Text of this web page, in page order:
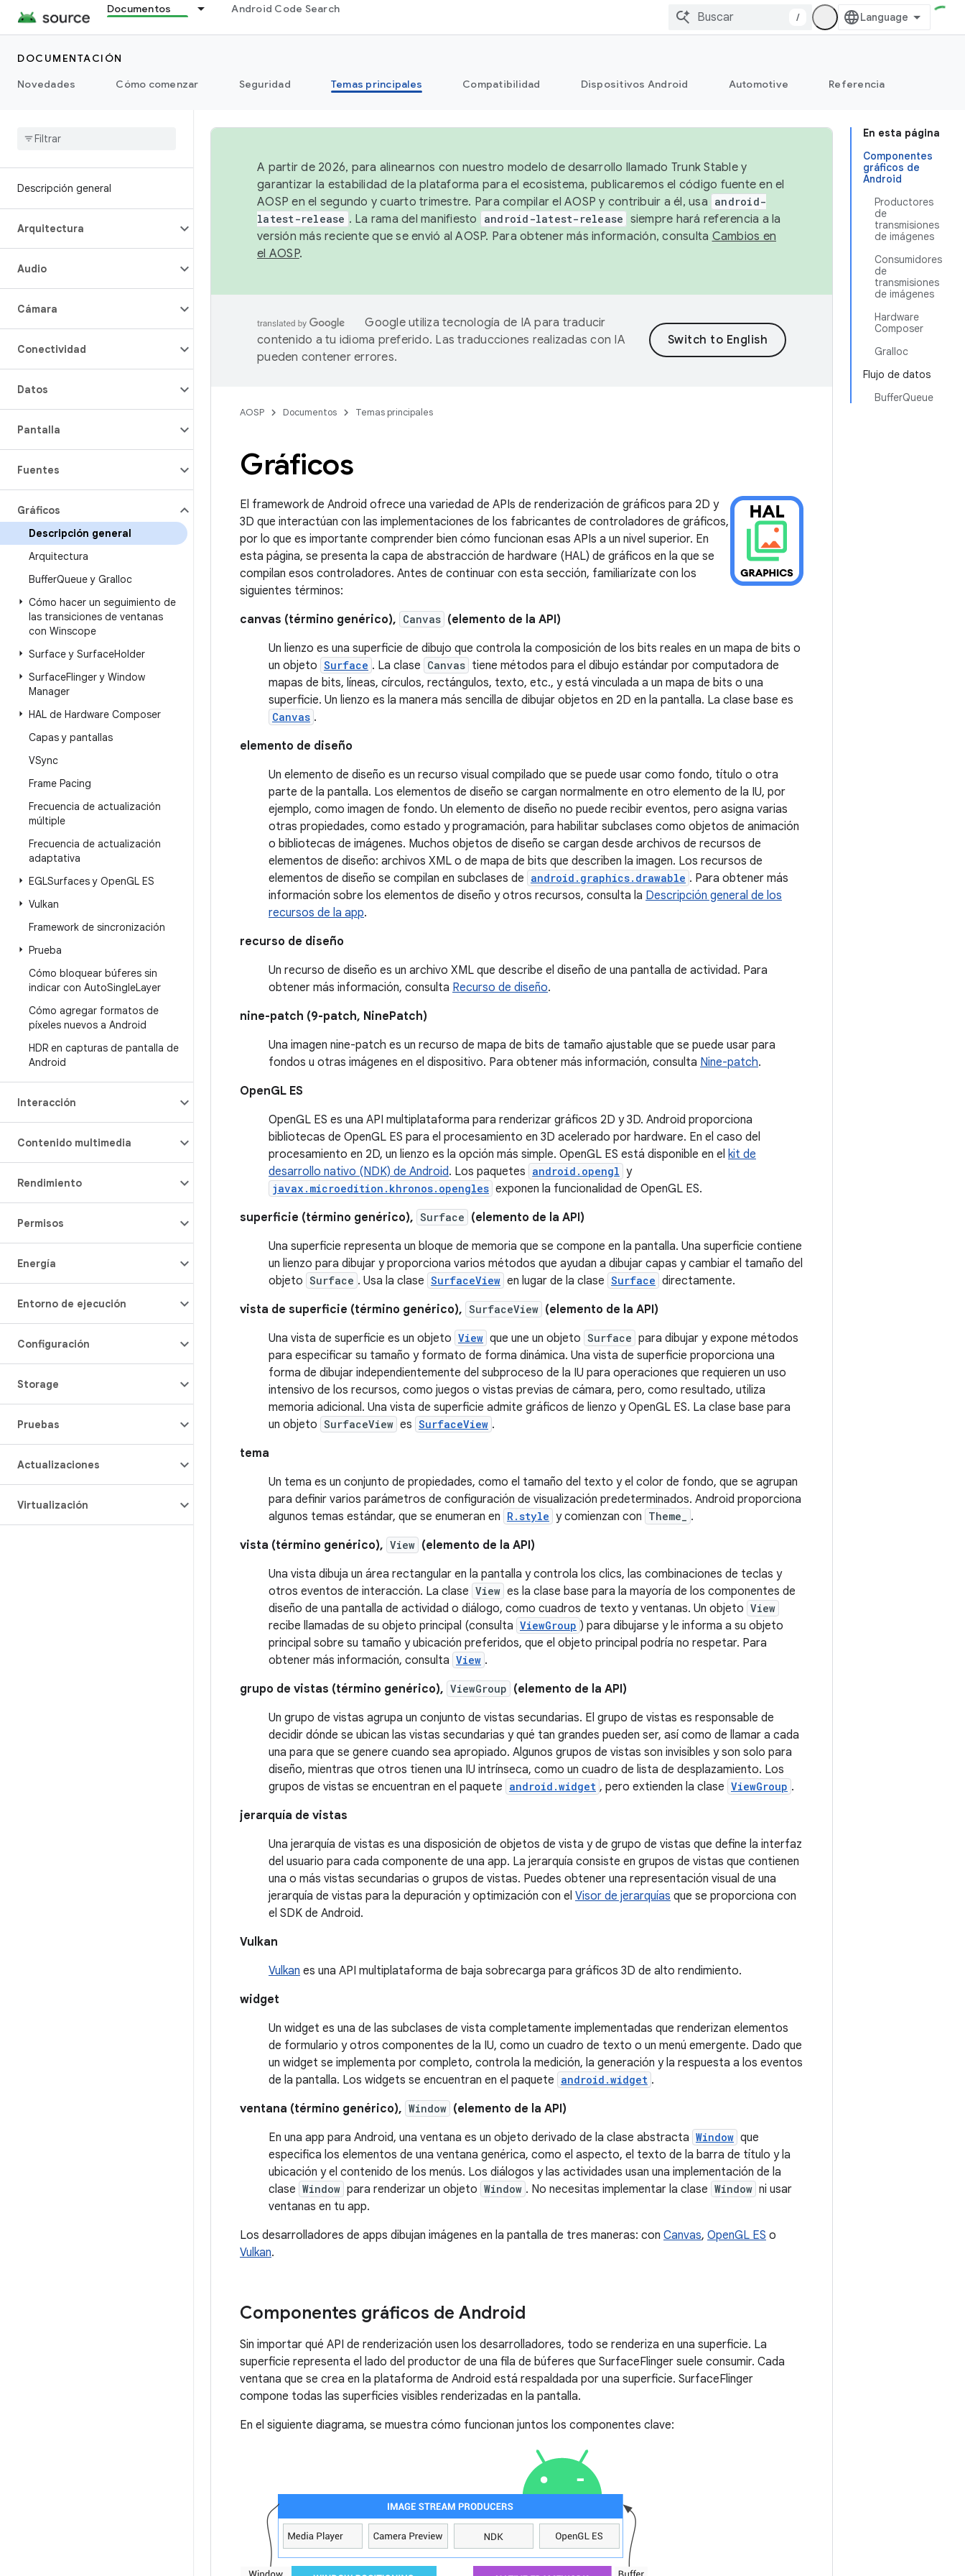
Documentos Android Code Search
/
DOCUMENTACIÓN
Novedades
Cómo comenzar Seguridad Temas principales Compatibilidad Dispositivos Android Automotive Referencia
Descripción general
Arquitectura
Audio
Cámara
Conectividad
Datos
Pantalla
Fuentes
Gráficos
Descripción general
Arquitectura
BufferQueue y Gralloc
Cómo hacer un seguimiento de
las transiciones de ventanas
con Winscope
Surface y SurfaceHolder
SurfaceFlinger y Window
Manager
HAL de Hardware Composer
Capas y pantallas
VSync
Frame Pacing
Frecuencia de actualización
múltiple
Frecuencia de actualización
adaptativa
EGLSurfaces y OpenGL ES
Vulkan
Framework de sincronización
Prueba
Cómo bloquear búferes sin
indicar con AutoSingleLayer
Cómo agregar formatos de
píxeles nuevos a Android
HDR en capturas de pantalla de
Android
Interacción
Contenido multimedia
Rendimiento
Permisos
Energía
Entorno de ejecución
Configuración
Storage
Pruebas
Actualizaciones
Virtualización
En esta página
Componentes
gráficos de
Android
Productores
de
transmisiones
de imágenes
Consumidores
de
transmisiones
de imágenes
Hardware
Composer
Gralloc
Flujo de datos
BufferQueue
A partir de 2026, para alinearnos con nuestro modelo de desarrollo llamado Trunk Stable y
garantizar la estabilidad de la plataforma para el ecosistema, publicaremos el código fuente en el
AOSP en el segundo y cuarto trimestre. Para compilar el AOSP y contribuir a él, usa android-
latest-release . La rama del manifiesto android-latest-release siempre hará referencia a la
versión más reciente que se envió al AOSP. Para obtener más información, consulta Cambios en
el AOSP.
Google utiliza tecnología de IA para traducir
contenido a tu idioma preferido. Las traducciones realizadas con IA
pueden contener errores.
AOSP Documentos Temas principales
Gráficos
El framework de Android ofrece una variedad de APIs de renderización de gráficos para 2D y
3D que interactúan con las implementaciones de los fabricantes de controladores de gráficos,
por lo que es importante comprender bien cómo funcionan esas APIs a un nivel superior. En
esta página, se presenta la capa de abstracción de hardware (HAL) de gráficos en la que se
compilan esos controladores. Antes de continuar con esta sección, familiarízate con los
siguientes términos:
canvas (término genérico), Canvas (elemento de la API)
Un lienzo es una superficie de dibujo que controla la composición de los bits reales en un mapa de bits o
un objeto Surface . La clase Canvas tiene métodos para el dibujo estándar por computadora de
mapas de bits, líneas, círculos, rectángulos, texto, etc., y está vinculada a un mapa de bits o una
superficie. Un lienzo es la manera más sencilla de dibujar objetos en 2D en la pantalla. La clase base es
Canvas .
elemento de diseño
Un elemento de diseño es un recurso visual compilado que se puede usar como fondo, título o otra
parte de la pantalla. Los elementos de diseño se cargan normalmente en otro elemento de la IU, por
ejemplo, como imagen de fondo. Un elemento de diseño no puede recibir eventos, pero asigna varias
otras propiedades, como estado y programación, para habilitar subclases como objetos de animación
o bibliotecas de imágenes. Muchos objetos de diseño se cargan desde archivos de recursos de
elementos de diseño: archivos XML o de mapa de bits que describen la imagen. Los recursos de
elementos de diseño se compilan en subclases de android.graphics.drawable . Para obtener más
información sobre los elementos de diseño y otros recursos, consulta la Descripción general de los
recursos de la app.
recurso de diseño
Un recurso de diseño es un archivo XML que describe el diseño de una pantalla de actividad. Para
obtener más información, consulta Recurso de diseño.
nine-patch (9-patch, NinePatch)
Una imagen nine-patch es un recurso de mapa de bits de tamaño ajustable que se puede usar para
fondos u otras imágenes en el dispositivo. Para obtener más información, consulta Nine-patch.
OpenGL ES
OpenGL ES es una API multiplataforma para renderizar gráficos 2D y 3D. Android proporciona
bibliotecas de OpenGL ES para el procesamiento en 3D acelerado por hardware. En el caso del
procesamiento en 2D, un lienzo es la opción más simple. OpenGL ES está disponible en el kit de
desarrollo nativo (NDK) de Android. Los paquetes android.opengl y
javax.microedition.khronos.opengles exponen la funcionalidad de OpenGL ES.
superficie (término genérico), Surface (elemento de la API)
Una superficie representa un bloque de memoria que se compone en la pantalla. Una superficie contiene
un lienzo para dibujar y proporciona varios métodos que ayudan a dibujar capas y cambiar el tamaño del
objeto Surface . Usa la clase SurfaceView en lugar de la clase Surface directamente.
vista de superficie (término genérico), SurfaceView (elemento de la API)
Una vista de superficie es un objeto View que une un objeto Surface para dibujar y expone métodos
para especificar su tamaño y formato de forma dinámica. Una vista de superficie proporciona una
forma de dibujar independientemente del subproceso de la IU para operaciones que requieren un uso
intensivo de los recursos, como juegos o vistas previas de cámara, pero, como resultado, utiliza
memoria adicional. Una vista de superficie admite gráficos de lienzo y OpenGL ES. La clase base para
un objeto SurfaceView es SurfaceView .
tema
Un tema es un conjunto de propiedades, como el tamaño del texto y el color de fondo, que se agrupan
para definir varios parámetros de configuración de visualización predeterminados. Android proporciona
algunos temas estándar, que se enumeran en R.style y comienzan con Theme_
.
vista (término genérico), View (elemento de la API)
Una vista dibuja un área rectangular en la pantalla y controla los clics, las combinaciones de teclas y
otros eventos de interacción. La clase View es la clase base para la mayoría de los componentes de
diseño de una pantalla de actividad o diálogo, como cuadros de texto y ventanas. Un objeto View
recibe llamadas de su objeto principal (consulta ViewGroup ) para dibujarse y le informa a su objeto
principal sobre su tamaño y ubicación preferidos, que el objeto principal podría no respetar. Para
obtener más información, consulta View .
grupo de vistas (término genérico), ViewGroup (elemento de la API)
Un grupo de vistas agrupa un conjunto de vistas secundarias. El grupo de vistas es responsable de
decidir dónde se ubican las vistas secundarias y qué tan grandes pueden ser, así como de llamar a cada
una para que se genere cuando sea apropiado. Algunos grupos de vistas son invisibles y son solo para
diseño, mientras que otros tienen una IU intrínseca, como un cuadro de lista de desplazamiento. Los
grupos de vistas se encuentran en el paquete android.widget , pero extienden la clase ViewGroup .
jerarquía de vistas
Una jerarquía de vistas es una disposición de objetos de vista y de grupo de vistas que define la interfaz
del usuario para cada componente de una app. La jerarquía consiste en grupos de vistas que contienen
una o más vistas secundarias o grupos de vistas. Puedes obtener una representación visual de una
jerarquía de vistas para la depuración y optimización con el Visor de jerarquías que se proporciona con
el SDK de Android.
Vulkan
Vulkan es una API multiplataforma de baja sobrecarga para gráficos 3D de alto rendimiento.
widget
Un widget es una de las subclases de vista completamente implementadas que renderizan elementos
de formulario y otros componentes de la IU, como un cuadro de texto o un menú emergente. Dado que
un widget se implementa por completo, controla la medición, la generación y la respuesta a los eventos
de la pantalla. Los widgets se encuentran en el paquete android.widget .
ventana (término genérico), Window (elemento de la API)
En una app para Android, una ventana es un objeto derivado de la clase abstracta Window que
especifica los elementos de una ventana genérica, como el aspecto, el texto de la barra de título y la
ubicación y el contenido de los menús. Los diálogos y las actividades usan una implementación de la
clase Window para renderizar un objeto Window . No necesitas implementar la clase Window ni usar
ventanas en tu app.
Los desarrolladores de apps dibujan imágenes en la pantalla de tres maneras: con Canvas, OpenGL ES o
Vulkan.
Componentes gráficos de Android
Sin importar qué API de renderización usen los desarrolladores, todo se renderiza en una superficie. La
superficie representa el lado del productor de una fila de búferes que SurfaceFlinger suele consumir. Cada
ventana que se crea en la plataforma de Android está respaldada por una superficie. SurfaceFlinger
compone todas las superficies visibles renderizadas en la pantalla.
En el siguiente diagrama, se muestra cómo funcionan juntos los componentes clave: